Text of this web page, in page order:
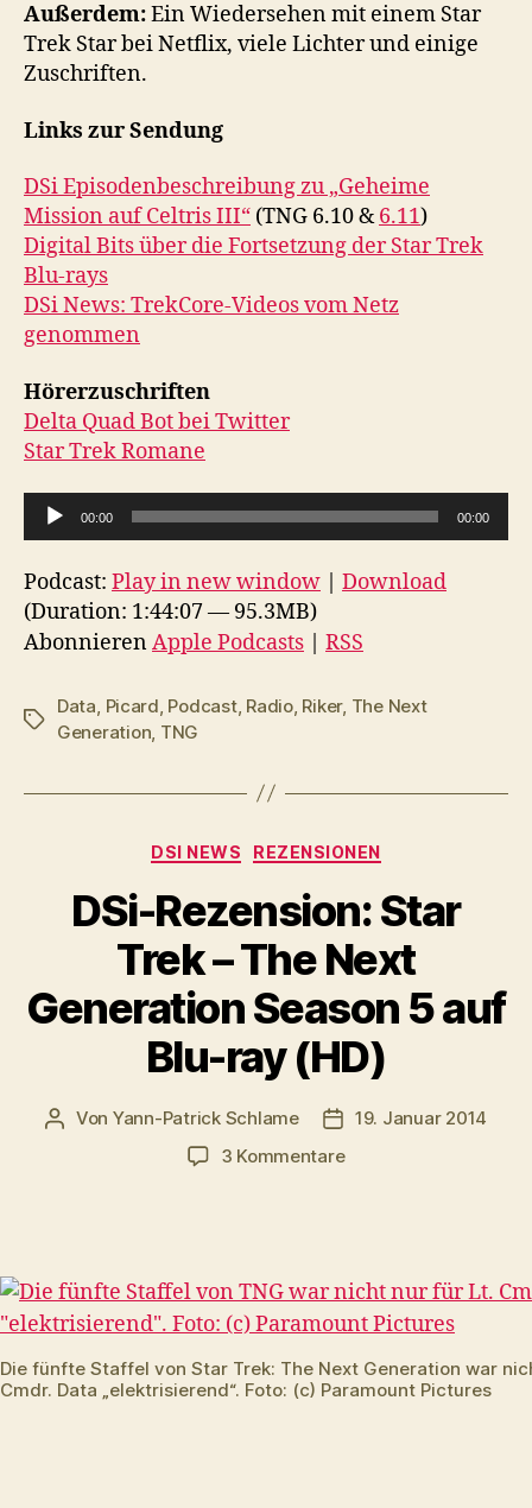
Außerdem:Ein Wiedersehen mit einem Star
Trek Star bei Netflix, viele Lichter und einige
Zuschriften.
Links zur Sendung
DSi Episodenbeschreibung zu „Geheime
Mission auf Celtris III“ (TNG 6.10 &6.11)
Digital Bits über die Fortsetzung der Star Trek
Blu-rays
DSi News: TrekCore-Videos vom Netz
genommen
Hörerzuschriften
Delta Quad Bot bei Twitter
Star Trek Romane
u
d
i
o
l
y
00:00 00:00
Podcast: Play in new window | Download
(Duration: 1:44:07 — 95.3MB)
AbonnierenApple Podcasts | RSS
Schlagwörter
Data Picard Podcast, Radio, Riker, The Next
Generation TNG
Kategorien
DSI NEWS REZENSIONEN
DSi-Rezension: Star
Trek – The Next
Generation Season 5 auf
Blu-ray (HD)
Beitragsautor
Von Yann-Patrick Schlame
19. Januar 2014
3 Kommentarezu
–
The
Next
Generation
Season
Die fünfte Staffel von Star Trek: The Next Generation war
Cmdr. Data „elektrisierend“. Foto: (c) Paramount Pictures